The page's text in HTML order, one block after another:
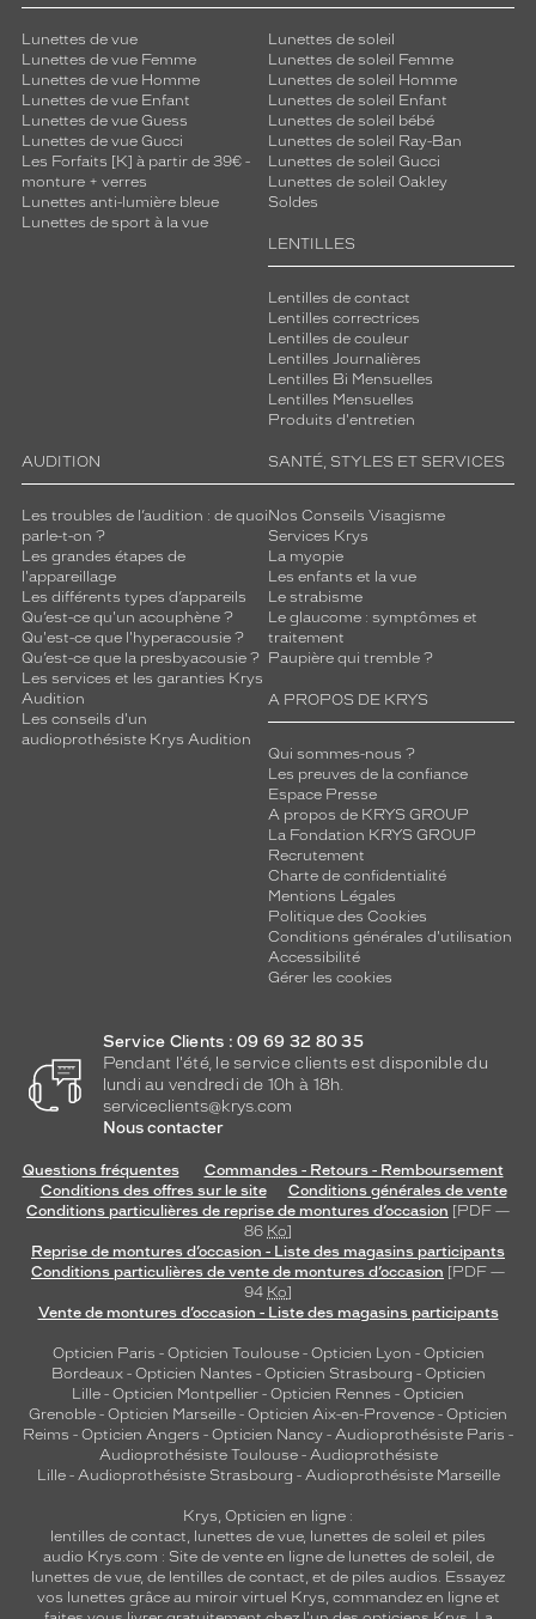
Lunettes de vue
Lunettes de vue Femme
Lunettes de vue Homme
Lunettes de vue Enfant
Lunettes de vue Guess
Lunettes de vue Gucci
Les Forfaits [K] à partir de 39€ -
monture + verres
Lunettes anti-lumière bleue
Lunettes de sport à la vue
Lunettes de soleil
Lunettes de soleil Femme
Lunettes de soleil Homme
Lunettes de soleil Enfant
Lunettes de soleil bébé
Lunettes de soleil Ray-Ban
Lunettes de soleil Gucci
Lunettes de soleil Oakley
Soldes
LENTILLES
Lentilles de contact
Lentilles correctrices
Lentilles de couleur
Lentilles Journalières
Lentilles Bi Mensuelles
Lentilles Mensuelles
Produits d'entretien
AUDITION
Les troubles de l’audition : de quoi
parle-t-on ?
Les grandes étapes de
l'appareillage
Les différents types d’appareils
Qu’est-ce qu'un acouphène ?
Qu'est-ce que l'hyperacousie ?
Qu’est-ce que la presbyacousie ?
Les services et les garanties Krys
Audition
Les conseils d'un
audioprothésiste Krys Audition
SANTÉ, STYLES ET SERVICES
Nos Conseils Visagisme
Services Krys
La myopie
Les enfants et la vue
Le strabisme
Le glaucome : symptômes et
traitement
Paupière qui tremble ?
A PROPOS DE KRYS
Qui sommes-nous ?
Les preuves de la confiance
Espace Presse
A propos de KRYS GROUP
La Fondation KRYS GROUP
Recrutement
Charte de confidentialité
Mentions Légales
Politique des Cookies
Conditions générales d'utilisation
Accessibilité
Gérer les cookies
Service Clients : 09 69 32 80 35
Pendant l'été, le service clients est disponible du
lundi au vendredi de 10h à 18h.
serviceclients@krys.com
Nous contacter
Questions fréquentes
Commandes - Retours - Remboursement
Conditions des offres sur le site
Conditions générales de vente
Conditions particulières de reprise de montures d’occasion [PDF —
86 Ko]
Reprise de montures d’occasion - Liste des magasins participants
Conditions particulières de vente de montures d’occasion [PDF —
94 Ko]
Vente de montures d’occasion - Liste des magasins participants
Opticien Paris - Opticien Toulouse- Opticien Lyon - Opticien
Bordeaux- Opticien Nantes - Opticien Strasbourg - Opticien
Lille - Opticien Montpellier - Opticien Rennes - Opticien
Grenoble - Opticien Marseille - Opticien Aix-en-Provence - Opticien
Reims - Opticien Angers - Opticien Nancy - Audioprothésiste Paris -
Audioprothésiste Toulouse- Audioprothésiste
Lille- Audioprothésiste Strasbourg - Audioprothésiste Marseille
Krys, Opticien en ligne :
lentilles de contact, lunettes de vue, lunettes de soleil et piles
audio Krys.com : Site de vente en ligne de lunettes de soleil, de
lunettes de vue, de lentilles de contact, et de piles audios. Essayez
vos lunettes grâce au miroir virtuel Krys, commandez en ligne et